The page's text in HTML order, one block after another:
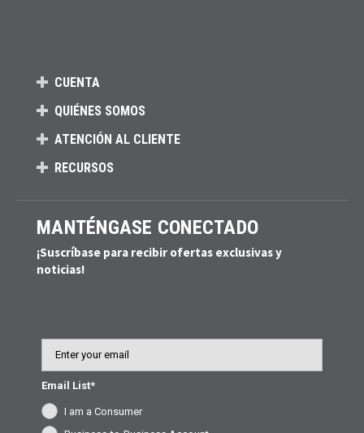
CUENTA
QUIÉNES SOMOS
ATENCIÓN AL CLIENTE
RECURSOS
MANTÉNGASE CONECTADO
¡Suscríbase para recibir ofertas exclusivas y
noticias!
Email List*
I am a Consumer